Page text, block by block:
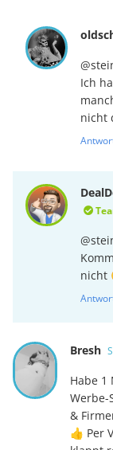
Ich
nicht
nicht
Bresh
Habe 1
Werbe-
&
👍 Per